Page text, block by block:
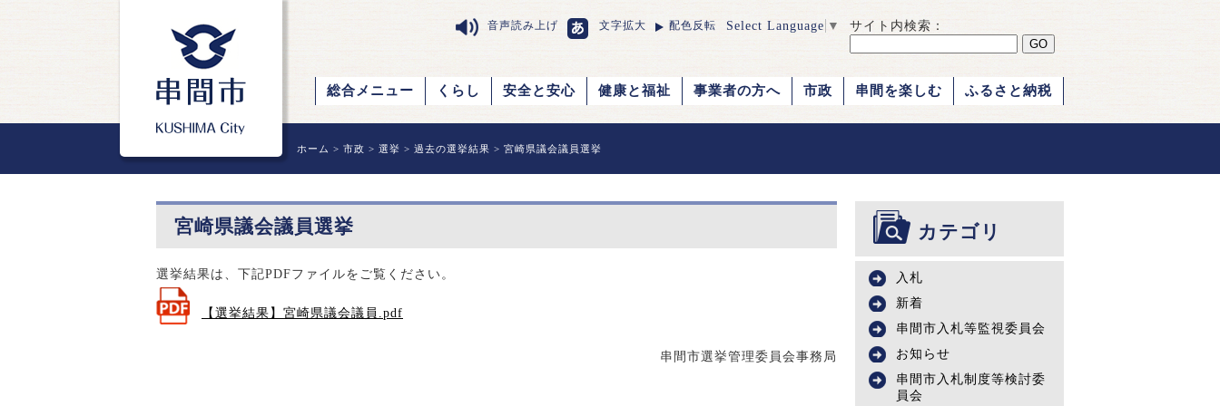
音声読み上げ 文字拡大 配色反転 Select Language ▼ サイト内検索：
総合メニュー くらし 安全と安心 健康と福祉 事業者の方へ 市政 串間を楽しむ ふるさと納税
ホーム > 市政 > 選挙 > 過去の選挙結果 > 宮崎県議会議員選挙
宮崎県議会議員選挙
選挙結果は、下記PDFファイルをご覧ください。
【選挙結果】宮崎県議会議員.pdf
串間市選挙管理委員会事務局
カテゴリ
入札
新着
串間市入札等監視委員会
お知らせ
串間市入札制度等検討委
員会